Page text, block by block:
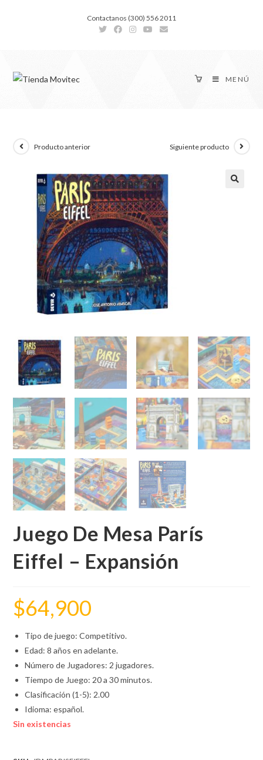
Contactanos (300) 556 2011
MENÚ
Producto anterior Siguiente producto
Juego De Mesa París
Eiffel – Expansión
$64,900
Tipo de juego: Competitivo.
Edad: 8 años en adelante.
Número de Jugadores: 2 jugadores.
Tiempo de Juego: 20 a 30 minutos.
Clasificación (1-5): 2.00
Idioma: español.
Sin existencias